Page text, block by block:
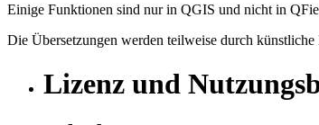
Einige Funktionen sind nur in QGIS und nicht in
Die Übersetzungen werden teilweise durch
Lizenz und